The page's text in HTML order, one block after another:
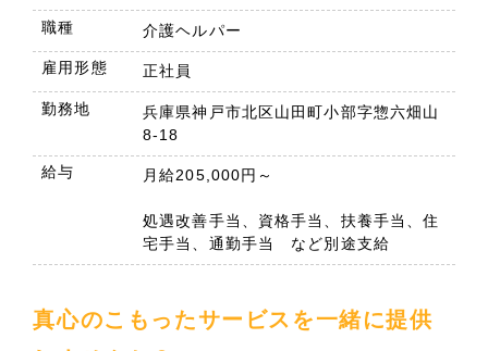
職種 介護ヘルパー
雇用形態 正社員
勤務地
兵庫県神戸市北区山田町小部字惣六畑山
8-18
給与 月給205,000円～
処遇改善手当、資格手当、扶養手当、住
宅手当、通勤手当 など別途支給
真心のこもったサービスを一緒に提供